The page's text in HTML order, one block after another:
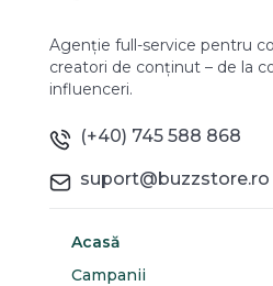
Agenție full-service pentru
creatori de conținut – de la
influenceri.
(+40) 745 588 868
suport@buzzstore.ro
Acasă
Campanii